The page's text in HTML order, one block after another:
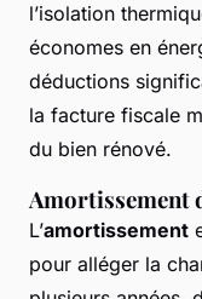
l’isolation
économes en
déductions
la facture fiscale
du bien rénové.
Amortissement
L’amortissement
pour alléger la